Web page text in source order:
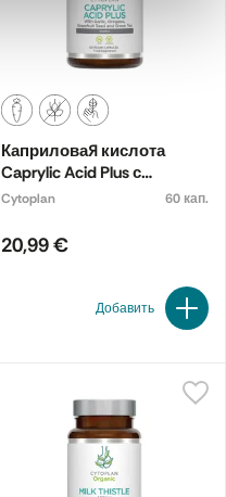
Каприловая кислота
Caprylic Acid Plus с
чесноком, орегано,
зелёным чаем. Пищевая
добавка
Cytoplan 60 кап.
20,99 €
Добавить